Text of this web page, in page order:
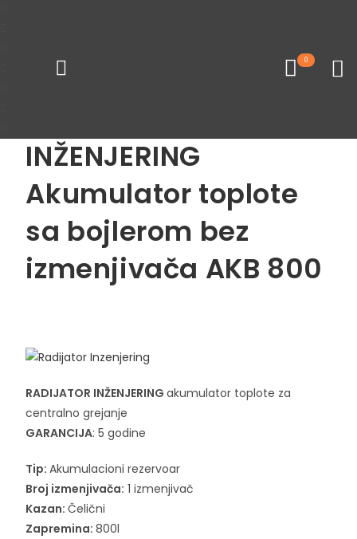
0
Pogledaj sve proizvode
Akumulatori
INŽENJERING
Akumulator toplote
sa bojlerom bez
izmenjivača AKB 800
RADIJATOR INŽENJERINGakumulator toplote za
centralno grejanje
GARANCIJA: 5 godine
Tip:Akumulacioni rezervoar
Broj izmenjivača: 1 izmenjivač
Kazan:Čelični
Zapremina:800l